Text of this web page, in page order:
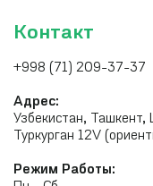
Контакт
+998 (71) 209-37-37
Адрес:
Узбекистан, Ташкент,
Туркурган 12V
Режим Работы: